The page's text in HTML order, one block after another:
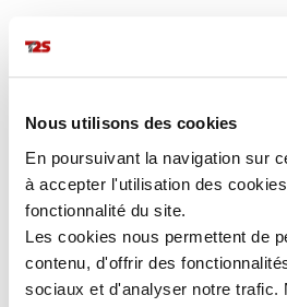
Nous utilisons des cookies
En poursuivant la navigation sur
à accepter l'utilisation des
fonctionnalité du site.
Les cookies nous permettent de
contenu, d'offrir des
sociaux et d'analyser notre trafic.
Notre gilet rafraîchissant KIPCOOL
naturel(sous l'effet de la chaleur)
Confortable et très facile d'utilisation
vous offre uneprotection thermique
de refroidissement jusqu'à 6
Vidéo : Comment utiliser notre gilet ?